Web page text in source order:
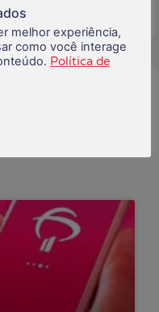
melhor experiência,
como você interage
Política de